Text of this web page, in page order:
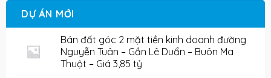
DỰ ÁN MỚI
Bán đất góc 2 mặt tiền kinh doanh đường
Nguyễn Tuân – Gần Lê Duẩn – Buôn Ma
Thuột – Giá 3,85 tỷ